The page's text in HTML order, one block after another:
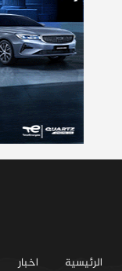
الرئيسية اخبار